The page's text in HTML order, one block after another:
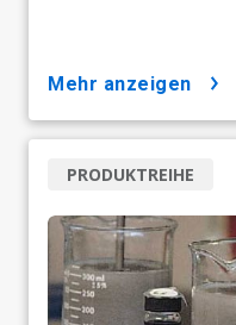
mehr anzeigen
PRODUKTREIHE